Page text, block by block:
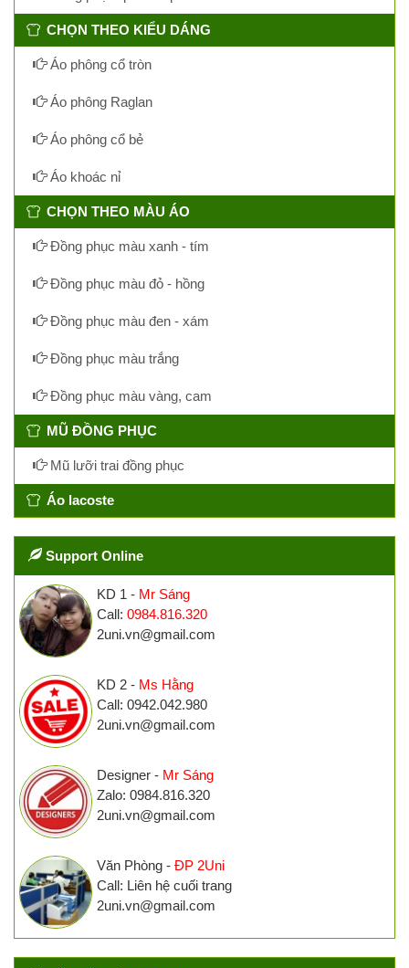
CHỌN THEO KIỂU DÁNG
Áo phông cổ tròn
Áo phông Raglan
Áo phông cổ bẻ
Áo khoác nỉ
CHỌN THEO MÀU ÁO
Đồng phục màu xanh - tím
Đồng phục màu đỏ - hồng
Đồng phục màu đen - xám
Đồng phục màu trắng
Đồng phục màu vàng, cam
MŨ ĐỒNG PHỤC
Mũ lưỡi trai đồng phục
Áo lacoste
Support Online
KD 1 - Mr Sáng
Call: 0984.816.320
2uni.vn@gmail.com
KD 2 - Ms Hằng
Call: 0942.042.980
2uni.vn@gmail.com
Designer - Mr Sáng
Zalo: 0984.816.320
2uni.vn@gmail.com
Văn Phòng - ĐP 2Uni
Call: Liên hệ cuối trang
2uni.vn@gmail.com